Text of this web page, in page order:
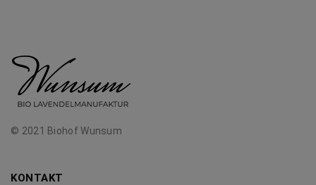
© 2021 Biohof Wunsum
KONTAKT